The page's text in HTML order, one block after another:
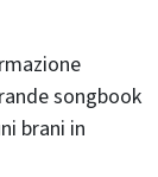
songbook
brani in